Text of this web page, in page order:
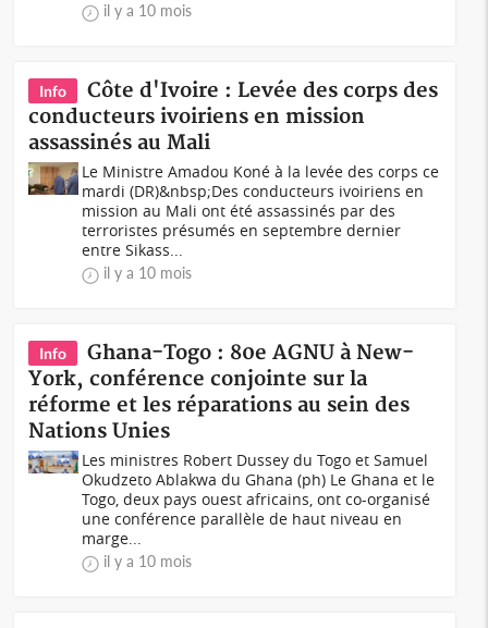
il y a 10 mois
Info
Côte d'Ivoire : Levée des corps des
conducteurs ivoiriens en mission
assassinés au Mali
Le Ministre Amadou Koné à la levée des corps ce
mardi (DR)&nbsp;Des conducteurs ivoiriens en
mission au Mali ont été assassinés par des
terroristes présumés en septembre dernier
entre Sikass...
il y a 10 mois
Info
Ghana-Togo : 80e AGNU à New-
York, conférence conjointe sur la
réforme et les réparations au sein des
Nations Unies
Les ministres Robert Dussey du Togo et Samuel
Okudzeto Ablakwa du Ghana (ph) Le Ghana et le
Togo, deux pays ouest africains, ont co-organisé
une conférence parallèle de haut niveau en
marge...
il y a 10 mois